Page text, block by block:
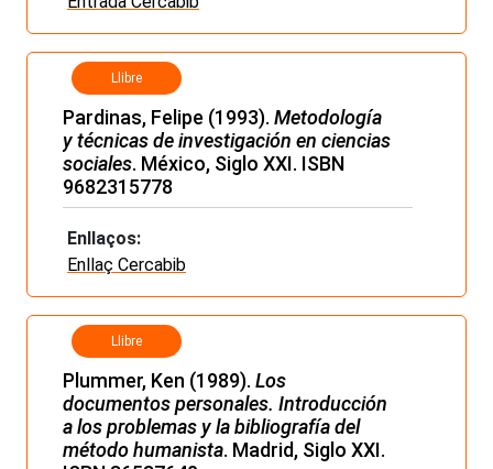
Llibre
Pardinas, Felipe (1993). Metodología
y técnicas de investigación en ciencias
sociales. México, Siglo XXI. ISBN
9682315778
Enllaços:
Enllaç Cercabib
Llibre
Plummer, Ken (1989). Los
documentos personales. Introducción
a los problemas y la bibliografía del
método humanista. Madrid, Siglo XXI.